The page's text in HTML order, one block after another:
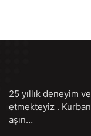
25 yıllık deneyim
etmekteyiz .
aşın…